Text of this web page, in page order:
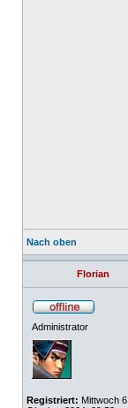
Nach oben
Florian
Administrator
Registriert: Mittwoch 6.